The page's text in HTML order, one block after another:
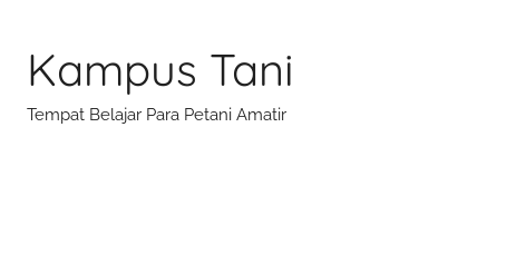
content
Kampus Tani
Tempat Belajar Para Petani Amatir